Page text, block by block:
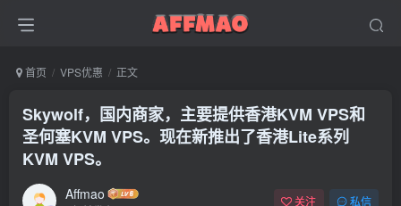
首页 VPS优惠 正文
Skywolf，国内商家，主要提供香港KVM VPS和
圣何塞KVM VPS。现在新推出了香港Lite系列
KVM VPS。
Affmao 关注 私信